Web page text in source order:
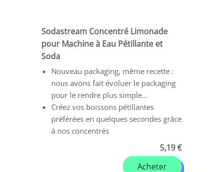
Sodastream Concentré Limonade
pour Machine à Eau Pétillante et
Soda
Nouveau packaging, même recette :
nous avons fait évoluer le packaging
pour le rendre plus simple...
Créez vos boissons pétillantes
préférées en quelques secondes grâce
à nos concentrés
5,19 €
Acheter